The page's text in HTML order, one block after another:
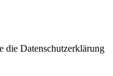
die Datenschutzerklärung